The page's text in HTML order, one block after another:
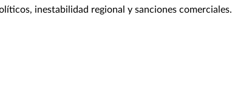
inestabilidad regional y sanciones comerciales.